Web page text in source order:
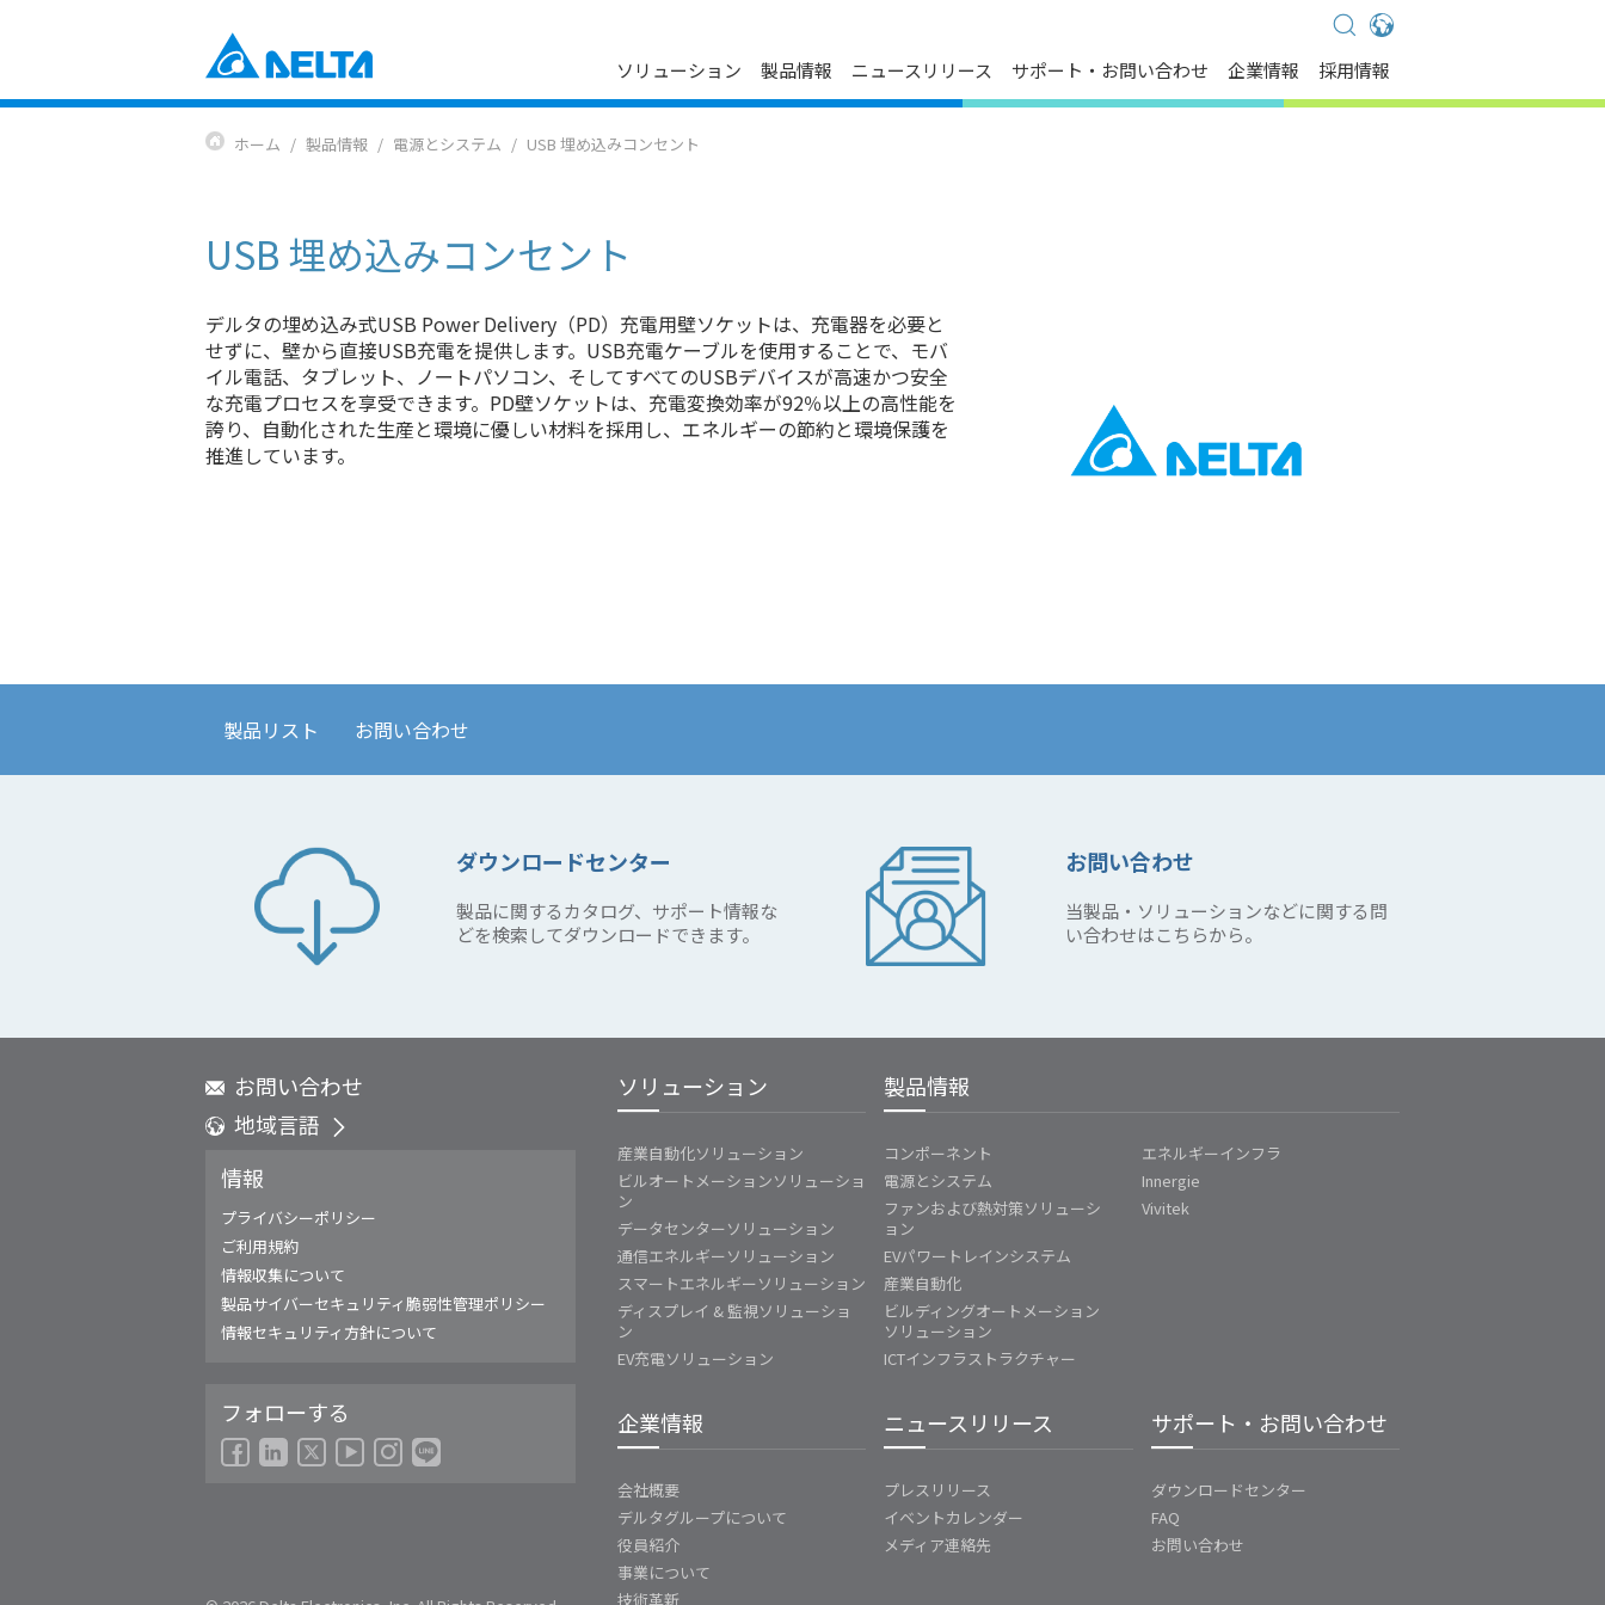
Global - English
Global - 繁體中文
Americas - English
Thailand - ไทย
ソリューション
産業自動化ソリューション
ビルオートメーションソリューション
スマートエネルギーソリューション
ディスプレイ・監視ソリューション
製品情報
Power Electronics
DCブラシレスファン＆ブロワー
EVパワートレインシステム
Automation
産業自動化
ビルディングオートメーション
Infrastructure
ニュースリリース
プレスリリース
サポート・お問い合わせ
ダウンロードセンター
企業情報
ESG
関連会社一覧
採用情報
ホーム 製品情報 電源とシステム USB 埋め込みコンセント
USB 埋め込みコンセント
デルタの埋め込み式USB Power Delivery（PD）充電用壁ソケットは、充電器を必要と
せずに、壁から直接USB充電を提供します。USB充電ケーブルを使用することで、モバ
イル電話、タブレット、ノートパソコン、そしてすべてのUSBデバイスが高速かつ安全
な充電プロセスを享受できます。PD壁ソケットは、充電変換効率が92％以上の高性能を
誇り、自動化された生産と環境に優しい材料を採用し、エネルギーの節約と環境保護を
推進しています。
製品リスト お問い合わせ
ダウンロードセンター
製品に関するカタログ、サポート情報な
どを検索してダウンロードできます。
お問い合わせ
当製品・ソリューションなどに関する問
い合わせはこちらから。
お問い合わせ
地域言語
Global - 繁體中文
Americas - English
Australia - English
China - 简体中文
EMEA - English
EMEA - Deutsch
India - English
Japan - 日本語
Korea - 한국어
情報
プライバシーポリシー
ご利用規約
情報収集について
製品サイバーセキュリティ脆弱性管理ポリシー
情報セキュリティ方針について
フォローする
ソリューション
産業自動化ソリューション
ビルオートメーションソリューショ
ン
データセンターソリューション
通信エネルギーソリューション
スマートエネルギーソリューション
ディスプレイ & 監視ソリューショ
ン
EV充電ソリューション
製品情報
コンポーネント
電源とシステム
ファンおよび熱対策ソリューシ
ョン
EVパワートレインシステム
産業自動化
ビルディングオートメーション
ソリューション
ICTインフラストラクチャー
エネルギーインフラ
Innergie
Vivitek
企業情報
会社概要
デルタグループについて
役員紹介
事業について
技術革新
ニュースリリース
プレスリリース
イベントカレンダー
メディア連絡先
サポート・お問い合わせ
ダウンロードセンター
FAQ
お問い合わせ